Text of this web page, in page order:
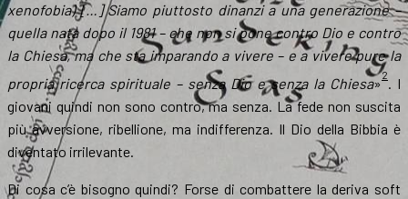
xenofobia) […] Siamo piuttosto dinanzi a una generazione –
quella nata dopo il 1981 – che non si pone contro Dio e contro
la Chiesa, ma che sta imparando a vivere – e a vivere pure la
propria ricerca spirituale – senza Dio e senza la Chiesa»
2
. I
giovani quindi non sono contro, ma senza. La fede non suscita
più avversione, ribellione, ma indifferenza. Il Dio della Bibbia è
diventato irrilevante.
Di cosa c’è bisogno quindi? Forse di combattere la deriva soft